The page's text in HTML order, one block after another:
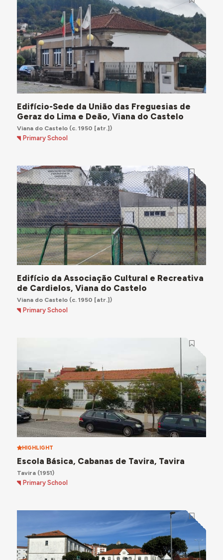
Edifício-Sede da União das Freguesias de
Geraz do Lima e Deão, Viana do Castelo
Viana do Castelo(c. 1950 [atr.])
Primary School
Edifício da Associação Cultural e Recreativa
de Cardielos, Viana do Castelo
Viana do Castelo(c. 1950 [atr.])
Primary School
HIGHLIGHT
Escola Básica, Cabanas de Tavira, Tavira
Tavira(1951)
Primary School